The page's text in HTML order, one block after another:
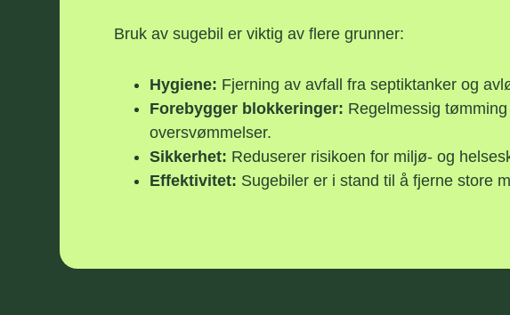
Bruk av sugebil er viktig av flere grunner:
Hygiene: Fjerning av avfall fra septiktanker og
Forebygger blokkeringer: Regelmessig
oversvømmelser.
Sikkerhet: Reduserer risikoen for miljø- og
Effektivitet: Sugebiler er i stand til å fjerne store